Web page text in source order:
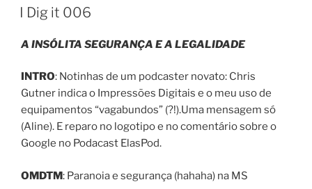
ON
I Dig it 006
A INSÓLITA SEGURANÇA E A LEGALIDADE
INTRO: Notinhas de um podcaster novato: Chris
Gutner indica o Impressões Digitais e o meu uso de
equipamentos “vagabundos” (?!).Uma mensagem só
(Aline). E reparo no logotipo e no comentário sobre o
Google no Podacast ElasPod.
OMDTM: Paranoia e segurança (hahaha) na MS